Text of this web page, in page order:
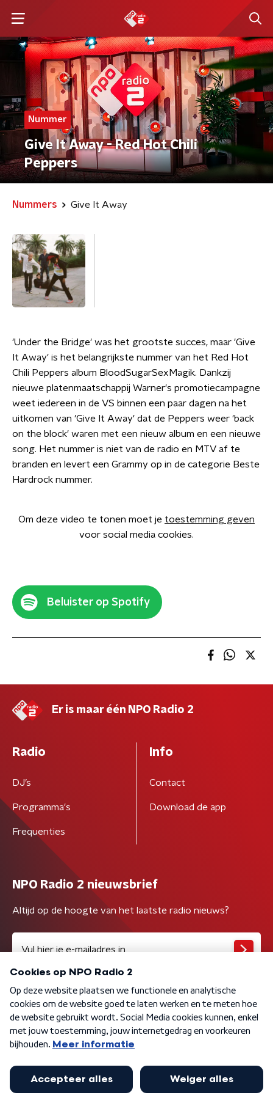
Nummer
Give It Away - Red Hot Chili
Peppers
Nummers Give It Away
'Under the Bridge' was het grootste succes, maar 'Give
It Away' is het belangrijkste nummer van het Red Hot
Chili Peppers album BloodSugarSexMagik. Dankzij
nieuwe platenmaatschappij Warner's promotiecampagne
weet iedereen in de VS binnen een paar dagen na het
uitkomen van 'Give It Away' dat de Peppers weer 'back
on the block' waren met een nieuw album en een nieuwe
song. Het nummer is niet van de radio en MTV af te
branden en levert een Grammy op in de categorie Beste
Hardrock nummer.
Om deze video te tonen moet je toestemming geven
voor social media cookies.
Beluister op Spotify
Er is maar één NPO Radio 2
Radio
DJ’s
Programma's
Frequenties
Info
Contact
Download de app
NPO Radio 2 nieuwsbrief
Altijd op de hoogte van het laatste radio nieuws?
Algemene voorwaarden